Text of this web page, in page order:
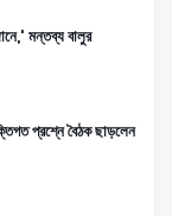
মন্তব্য বালুর
প্রশ্নে বৈঠক ছাড়লেন